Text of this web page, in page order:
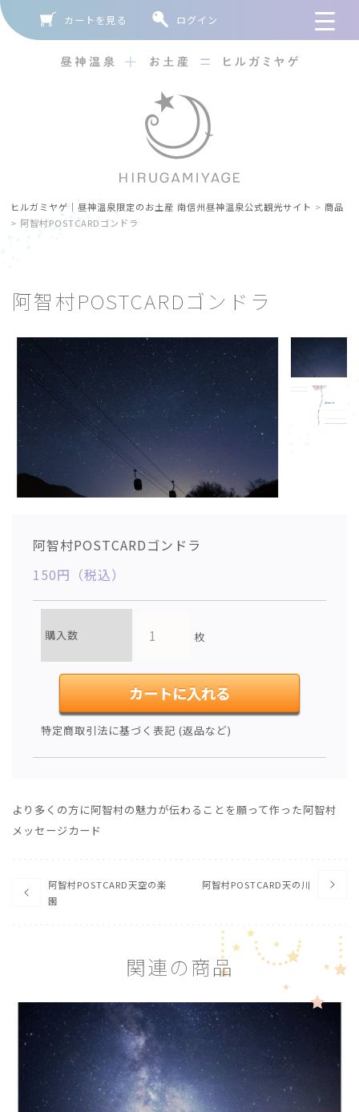
カートを見る ログイン
ヒルガミヤゲ｜昼神温泉限定のお土産 南信州昼神温泉公式観光サイト >商品
> 阿智村POSTCARDゴンドラ
阿智村POSTCARDゴンドラ
阿智村POSTCARDゴンドラ
150円（税込）
購入数 枚
特定商取引法に基づく表記 (返品など)
より多くの方に阿智村の魅力が伝わることを願って作った阿智村
メッセージカード
阿智村POSTCARD天空の楽
園
阿智村POSTCARD天の川
関連の商品